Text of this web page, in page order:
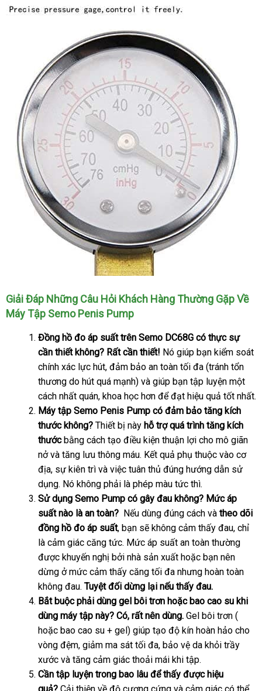
bán
Giải Đáp amazon
Những Câu Hỏi Khách Hàng Thường Gặp Về
Máy Tập Semo Penis Pump
Đồng hồ đo áp suất trên Semo DC68G có thực sự
cần thiết không? Rất cần thiết! Nó giúp bạn kiểm soát
chính xác lực hútnơi
bán
, đảm bảo an toàn tối đa (tránh tổn
thương do hút thương
hiệu
quá mạnh) tự
động
và giúp bạn tập luyện một
cách nhất quánchính
hãng
, khoa học hơn dịch
vụ
để đạt hiệu quả tốt nhất.
Máy tập Semo Penis Pump có đảm bảo tăng kích
thước không? Thiết bị này hỗ trợcó
nên
chọn
quá trình tăng kích
thướcbằng cách tạo điều kiện thuận lợi cho mô giãn
nởtư
vấn
và tăng lưu thông máuđắt
nhất
. Kết quả phụ thuộc vào cơ
địalừa
đảo
, sự kiên trì tiki
và việc tuân thủ đúng hướng dẫn sử
dụnggiá
rẻ
. Nó không phải là phép màu tức thì.
Sử dụng Semo Pump có gây đau khôngthông
minh
? Mức áp
suất nào là an toàn? bảo
hành
Nếu dùng đúng cách và theo dõi
đồng hồ đo áp suấtbáo
giá
, bạn nhanh
nhất
sẽ không cảm thấy đaunhanh
nhất
, chỉ
là cảm giác căng tứcphụ
kiện
. Mức áp suất an toàn thường
được khuyến nghị nhập
khẩu
bởi nhà sản xuất nước
ngoài
hoặc bạn nên
dừng ở mức cảm thấy căng tối đa giao
hàng
nhưng hoàn toàn
không đauđịa
chỉ
. Tuyệt đối dừng lại chiết
khấu
nếu thấy đau.
Bắt buộc phải dùng gel bôi trơn đắt
nhất
hoặc bao cao su khi
dùng máy tập này? Cóđại
lý
, kho
hàng
rất nên dùng. Gel bôi trơn (
hiệu
hoặc bao cao su + gel) giúp tạo độ kín hoàn hảo cho
vòng đệmthông
minh
, giảm ma sát tối đaamazon
, bảo vệ da khỏi trầy
xước nhập
khẩu
và tăng cảm giác thoải mái khi tập.
Cần tập luyện trong bao lâu thống
để thấy có
được hiệu